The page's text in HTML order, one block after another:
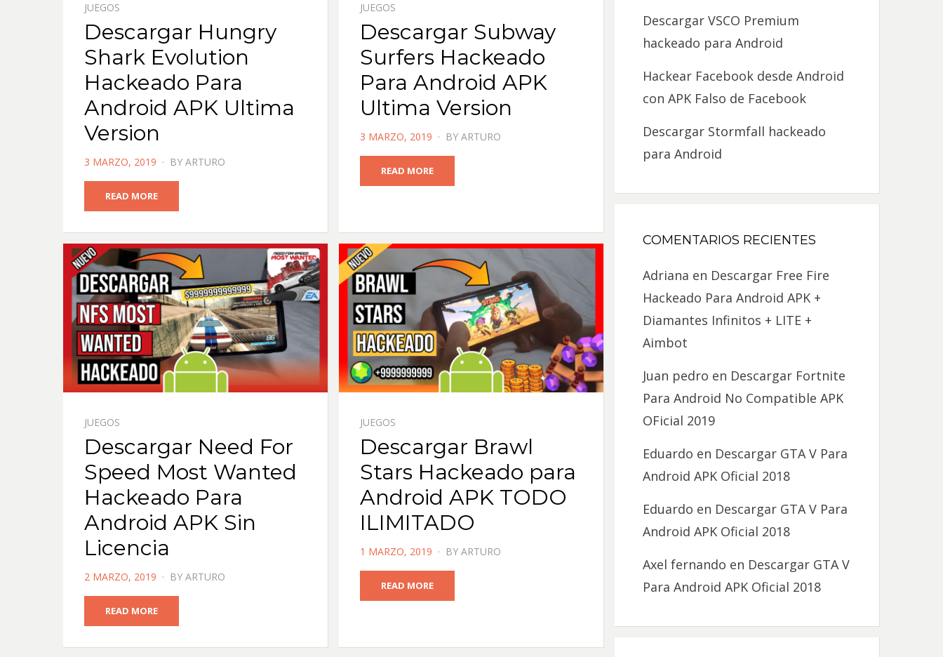
JUEGOS
Descargar Hungry
Shark Evolution
Hackeado Para
Android APK Ultima
Version
POSTED
ON
3 MARZO, 2019 BY ARTURO
READ MORE
JUEGOS
Descargar Subway
Surfers Hackeado
Para Android APK
Ultima Version
POSTED
ON
3 MARZO, 2019 BY ARTURO
READ MORE
JUEGOS
Descargar Need For
Speed Most Wanted
Hackeado Para
Android APK Sin
Licencia
POSTED
ON
2 MARZO, 2019 BY ARTURO
READ MORE
JUEGOS
Descargar Brawl
Stars Hackeado para
Android APK TODO
ILIMITADO
POSTED
ON
1 MARZO, 2019 BY ARTURO
READ MORE
Descargar VSCO Premium
hackeado para Android
Hackear Facebook desde Android
con APK Falso de Facebook
Descargar Stormfall hackeado
para Android
COMENTARIOS RECIENTES
Adriana en Descargar Free Fire
Hackeado Para Android APK +
Diamantes Infinitos + LITE +
Aimbot
Juan pedro en Descargar Fortnite
Para Android No Compatible APK
OFicial 2019
Eduardo en Descargar GTA V Para
Android APK Oficial 2018
Eduardo en Descargar GTA V Para
Android APK Oficial 2018
Axel fernando en Descargar GTA V
Para Android APK Oficial 2018